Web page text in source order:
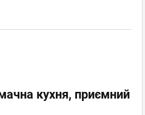
кухня, приємний